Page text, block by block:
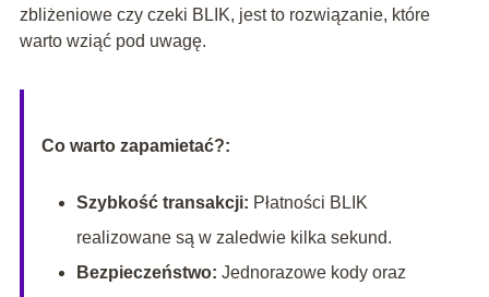
zbliżeniowe czy czeki BLIK, jest to rozwiązanie, które
warto wziąć pod uwagę.
Co warto zapamietać?:
Szybkość transakcji: Płatności BLIK
realizowane są w zaledwie kilka sekund.
Bezpieczeństwo: Jednorazowe kody oraz